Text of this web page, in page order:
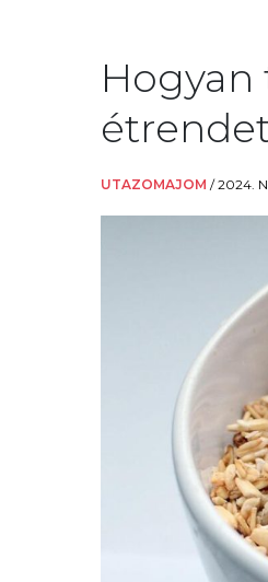
Hogyan
UTAZOMAJOM /2024.